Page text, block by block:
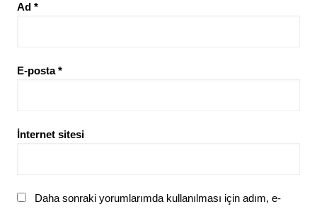
Ad *
E-posta*
İnternet sitesi
Daha sonraki yorumlarımda kullanılması için adım, e-